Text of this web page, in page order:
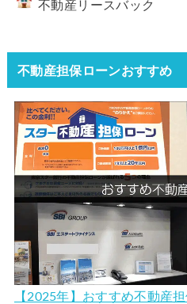
不動産リースバック
不動産担保ローンおすすめ
【2025年】おすすめ不動産